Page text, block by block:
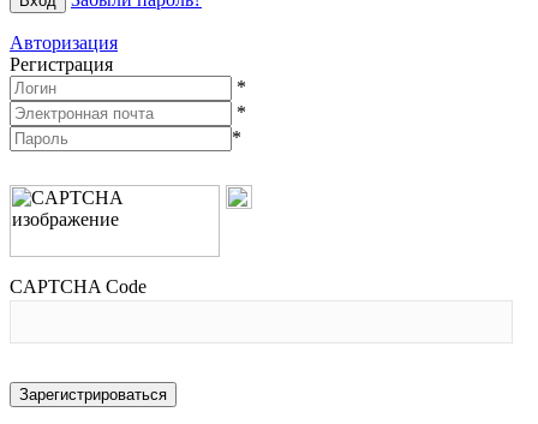
Авторизация
Регистрация
*
*
*
CAPTCHA Code